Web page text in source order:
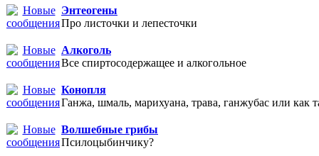
Энтеогены
Про листочки и лепесточки
Алкоголь
Все спиртосодержащее и алкогольное
Конопля
Ганжа, шмаль, марихуана, трава, ганжубас или как
Волшебные грибы
Псилоцыбинчику?